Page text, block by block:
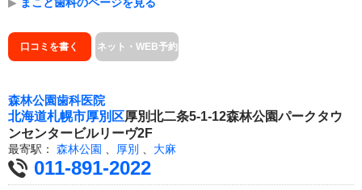
口コミを書く ネット・WEB予約
森林公園歯科医院
北海道札幌市厚別区厚別北二条5-1-12森林公園パークタウ
ンセンタービルリーヴ2F
最寄駅： 森林公園 厚別 大麻
011-891-2022